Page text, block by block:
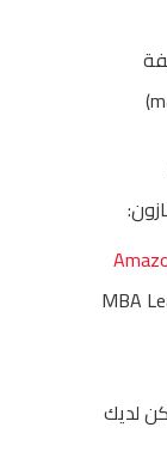
: “MBA
لديك